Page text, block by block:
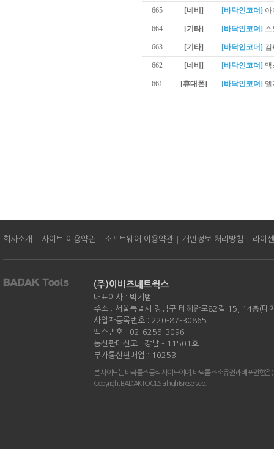
665 [네비] [바닥인코더] 아
664 [기타] [바닥인코더] 스
663 [기타] [바닥인코더] 컴
662 [네비] [바닥인코더]
661 [휴대폰] [바닥인코더] 엘
회사소개 | 사이트 이용약관 | 소프트웨어 이용약관 | 개인정보 처리방침 | 라이
(주)이비즈네트웍스
대표이사 : 박기범
주소 : 서울특별시 강남구 테헤란로82길 15, 14층(대
사업자등록번호 : 220-87-30865
팩스번호 : 02-6255-3096
통신판매신고 : 강남 - 11501호
부가통신판매업 : 10253
본 사이트는 바닥툴즈 공식 사이트이며, 바닥툴즈 소유권과 배포권한은
Copyright BADAKTOOLS all rights reserved.